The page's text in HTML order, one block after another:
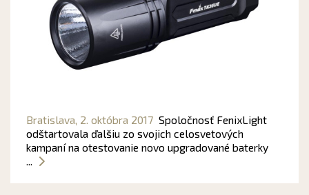
Bratislava, 2. októbra 2017 Spoločnosť FenixLight
odštartovala ďalšiu zo svojich celosvetových
kampaní na otestovanie novo upgradované baterky
...